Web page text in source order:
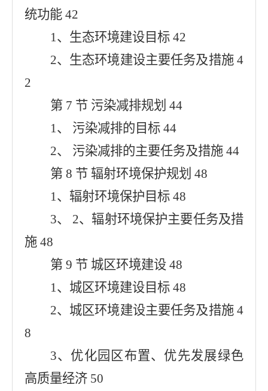
统功能 42
1、生态环境建设目标 42
2、生态环境建设主要任务及措施 4
2
第 7 节 污染减排规划 44
1、 污染减排的目标 44
2、 污染减排的主要任务及措施 44
第 8 节 辐射环境保护规划 48
1、辐射环境保护目标 48
3、 2、辐射环境保护主要任务及措
施 48
第 9 节 城区环境建设 48
1、城区环境建设目标 48
2、城区环境建设主要任务及措施 4
8
3、优化园区布置、优先发展绿色
高质量经济 50